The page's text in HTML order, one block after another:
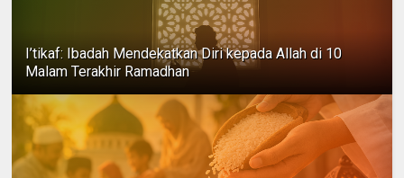
I’tikaf: Ibadah Mendekatkan Diri kepada Allah di 10
Malam Terakhir Ramadhan